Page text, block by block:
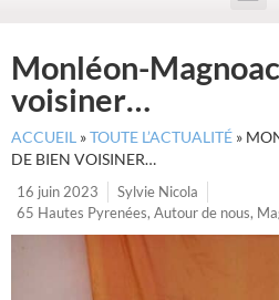
Monléon-
voisiner…
ACCUEIL »TOUTE L’ACTUALITÉ »
DE BIEN VOISINER…
16 juin 2023
Sylvie Nicola
65 Hautes Pyrenées, Autour de nous,